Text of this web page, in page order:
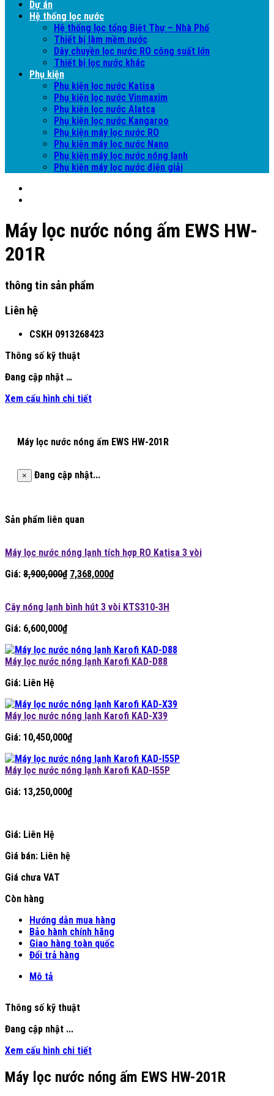
Dự án
Hệ thống lọc nước
Hệ thống lọc tổng Biệt Thự – Nhà Phố
Thiết bị làm mềm nước
Dây chuyền lọc nước RO công suất lớn
Thiết bị lọc nước khác
Phụ kiện
Phụ kiện lọc nước Katisa
Phụ kiện lọc nước Vinmaxim
Phụ kiện lọc nước Alatca
Phụ kiện lọc nước Kangaroo
Phụ kiện máy lọc nước RO
Phụ kiện máy lọc nước Nano
Phụ kiện máy lọc nước nóng lạnh
Phụ kiện máy lọc nước điện giải
Máy lọc nước nóng ấm EWS HW-
201R
thông tin sản phẩm
Liên hệ
CSKH 0913268423
Thông số kỹ thuật
Đang cập nhật …
Xem cấu hình chi tiết
Máy lọc nước nóng ấm EWS HW-201R
× Đang cập nhật...
Sản phẩm liên quan
Máy lọc nước nóng lạnh tích hợp RO Katisa 3 vòi
Giá: 8,900,000₫ Giá
8,900,000₫.
7,368,000₫Giá
là:
Cây nóng lạnh bình hút 3 vòi KTS310-3H
Giá: 6,600,000₫
Máy lọc nước nóng lạnh Karofi KAD-D88
Giá: Liên Hệ
Máy lọc nước nóng lạnh Karofi KAD-X39
Giá: 10,450,000₫
Máy lọc nước nóng lạnh Karofi KAD-I55P
Giá: 13,250,000₫
Giá: Liên Hệ
Giá bán: Liên hệ
Giá chưa VAT
Còn hàng
Hướng dẫn mua hàng
Bảo hành chính hãng
Giao hàng toàn quốc
Đổi trả hàng
Mô tả
Thông số kỹ thuật
Đang cập nhật ...
Xem cấu hình chi tiết
Máy lọc nước nóng ấm EWS HW-201R